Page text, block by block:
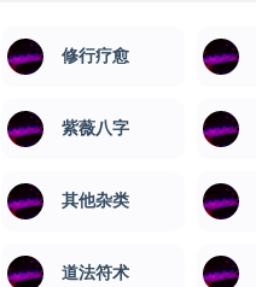
修行疗愈
紫薇八字
其他杂类
道法符术